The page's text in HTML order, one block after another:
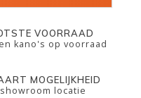
VOORRAAD
kano's op voorraad
MOGELIJKHEID
locatie